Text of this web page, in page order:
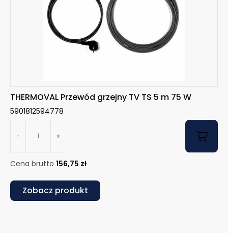
THERMOVAL Przewód grzejny TV TS 5 m 75 W
5901812594778
- +
Cena brutto 156,75 zł
Zobacz produkt